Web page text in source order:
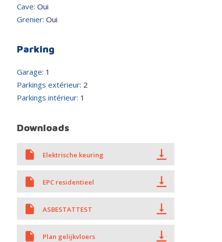
Cave: Oui
Grenier: Oui
Parking
Garage: 1
Parkings extérieur: 2
Parkings intérieur: 1
Downloads
Elektrische keuring
EPC residentieel
ASBESTATTEST
Plan gelijkvloers